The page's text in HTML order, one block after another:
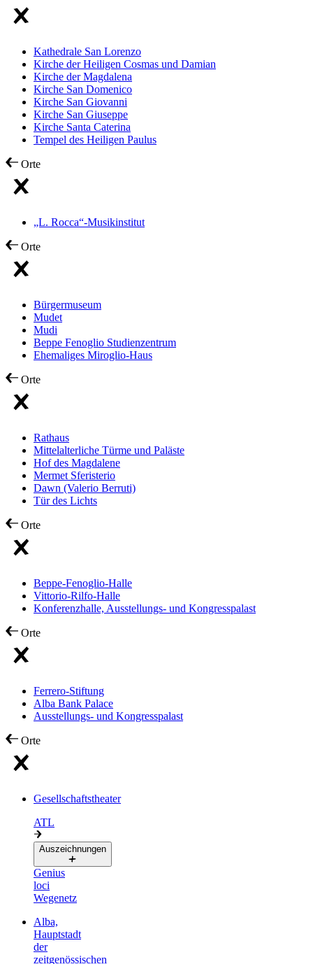
Kathedrale San Lorenzo
Kirche der Heiligen Cosmas und Damian
Kirche der Magdalena
Kirche San Domenico
Kirche San Giovanni
Kirche San Giuseppe
Kirche Santa Caterina
Tempel des Heiligen Paulus
Orte
„L. Rocca“-Musikinstitut
Orte
Bürgermuseum
Mudet
Mudi
Beppe Fenoglio Studienzentrum
Ehemaliges Miroglio-Haus
Orte
Rathaus
Mittelalterliche Türme und Paläste
Hof des Magdalene
Mermet Sferisterio
Dawn (Valerio Berruti)
Tür des Lichts
Orte
Beppe-Fenoglio-Halle
Vittorio-Rilfo-Halle
Konferenzhalle, Ausstellungs- und Kongresspalast
Orte
Ferrero-Stiftung
Alba Bank Palace
Ausstellungs- und Kongresspalast
Orte
Gesellschaftstheater
ATL
Auszeichnungen
Genius
loci
Wegenetz
Alba,
Hauptstadt
der
zeitgenössischen